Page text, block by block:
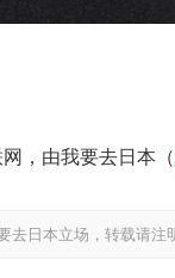
，由我要去日本（
去日本立场，转载请注